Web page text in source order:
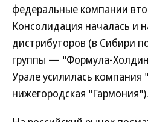
федеральные компании
Консолидация началась и
дистрибуторов (в Сибири
группы — "Формула-
Урале усилилась
нижегородская "Гармония").